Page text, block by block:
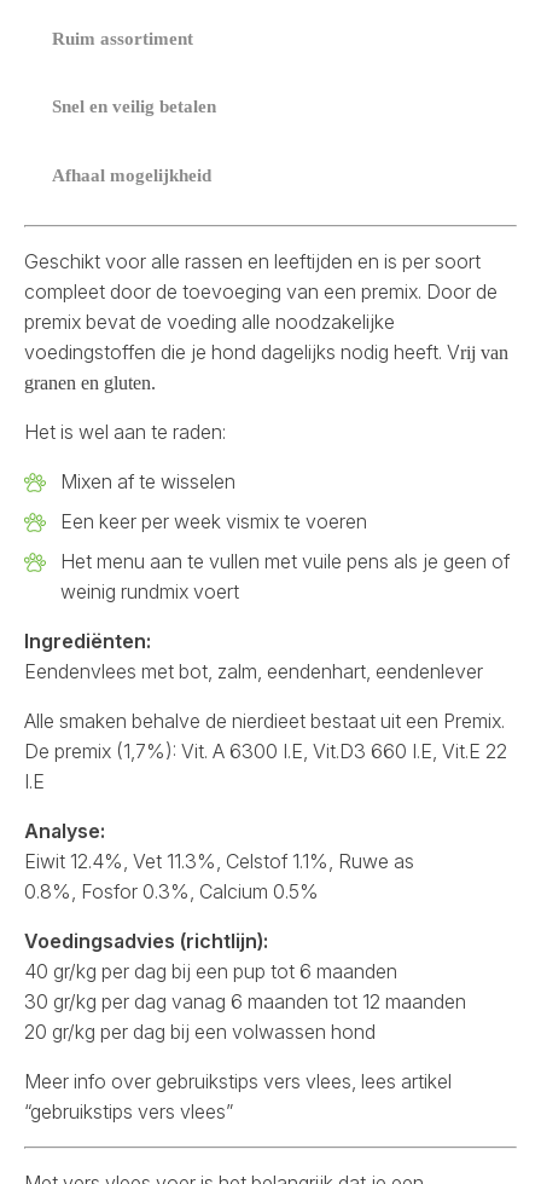
Ruim assortiment
​ Snel en veilig betalen
Afhaal mogelijkheid
Geschikt voor alle rassen en leeftijden en is per soort
compleet door de toevoeging van een premix. Door de
premix bevat de voeding alle noodzakelijke
voedingstoffen die je hond dagelijks nodig heeft. Vrij van
granen en gluten.
Het is wel aan te raden:
Mixen af te wisselen
Een keer per week vismix te voeren
Het menu aan te vullen met vuile pens als je geen of
weinig rundmix voert
Ingrediënten:
Eendenvlees met bot, zalm, eendenhart, eendenlever
Alle smaken behalve de nierdieet bestaat uit een Premix.
De premix (1,7%): Vit. A 6300 I.E, Vit.D3 660 I.E, Vit.E 22
I.E
Analyse:
Eiwit 12.4%, Vet 11.3%, Celstof 1.1%, Ruwe as
0.8%, Fosfor 0.3%, Calcium 0.5%
Voedingsadvies (richtlijn):
40 gr/kg per dag bij een pup tot 6 maanden
30 gr/kg per dag vanag 6 maanden tot 12 maanden
20 gr/kg per dag bij een volwassen hond
Meer info over gebruikstips vers vlees, lees artikel
“gebruikstips vers vlees”